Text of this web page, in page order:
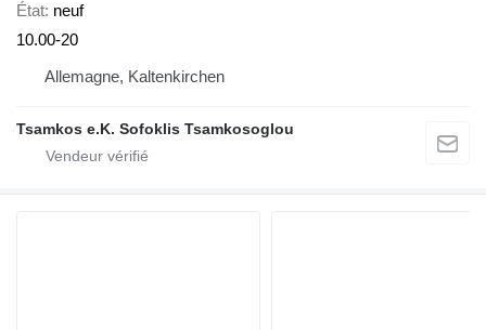
État neuf
10.00-20
Allemagne, Kaltenkirchen
Tsamkos e.K. Sofoklis Tsamkosoglou